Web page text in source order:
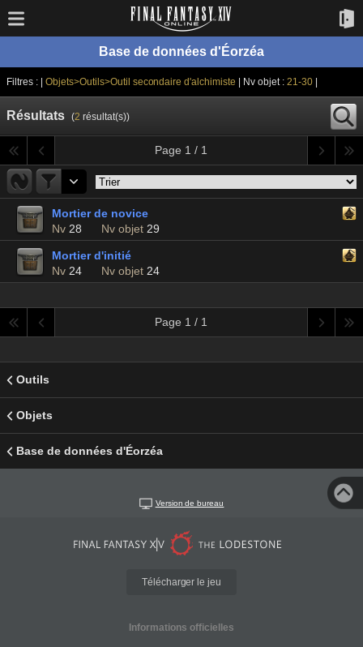
Base de données d'Éorzéa
Filtres : | Objets>Outils>Outil secondaire d'alchimiste | Nv objet : 21-30|
Résultats (2 résultat(s))
Page 1 / 1
Mortier de novice
Nv 28 Nv objet 29
Mortier d'initié
Nv 24 Nv objet 24
Page 1 / 1
Outils
Objets
Base de données d'Éorzéa
Version de bureau
Télécharger le jeu
Informations officielles